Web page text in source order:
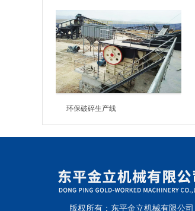
环保破碎生产线
版权所有：东平金立机械有限公司